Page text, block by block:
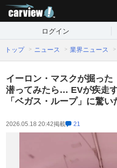
ログイン
トップ ニュース 業界ニュース
イーロン・マスクが掘った
潜ってみたら… EVが疾走
「ベガス・ループ」に驚い
2026.05.18 20:42掲載 21